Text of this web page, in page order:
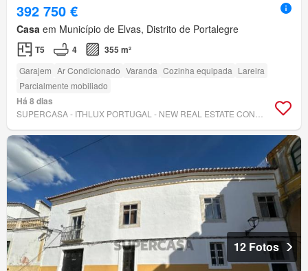
392 750 €
Casa em Município de Elvas, Distrito de Portalegre
T5 4 355 m²
Garajem Ar Condicionado Varanda Cozinha equipada Lareira
Parcialmente mobiliado
Há 8 dias
12 Fotos